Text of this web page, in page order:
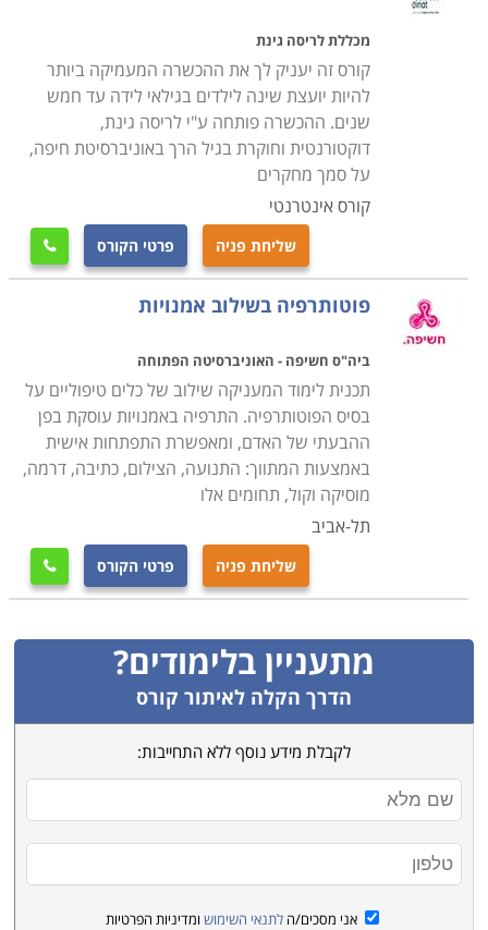
מכללת לריסה גינת
קורס זה יעניק לך את ההכשרה המעמיקה ביותר
להיות יועצת שינה לילדים בגילאי לידה עד חמש
שנים. ההכשרה פותחה ע"י לריסה גינת,
דוקטורנטית וחוקרת בגיל הרך באוניברסיטת חיפה,
על סמך מחקרים
קורס אינטרנטי
שליחת פניה פרטי הקורס 
פוטותרפיה בשילוב אמנויות
ביה"ס חשיפה - האוניברסיטה הפתוחה
תכנית לימוד המעניקה שילוב של כלים טיפוליים על
בסיס הפוטותרפיה. התרפיה באמנויות עוסקת בפן
ההבעתי של האדם, ומאפשרת התפתחות אישית
באמצעות המתווך: התנועה, הצילום, כתיבה, דרמה,
מוסיקה וקול, תחומים אלו
תל-אביב
שליחת פניה פרטי הקורס 
מתעניין בלימודים?
הדרך הקלה לאיתור קורס
לקבלת מידע נוסף ללא התחייבות:
אני מסכים/ה לתנאי השימוש ומדיניות הפרטיות